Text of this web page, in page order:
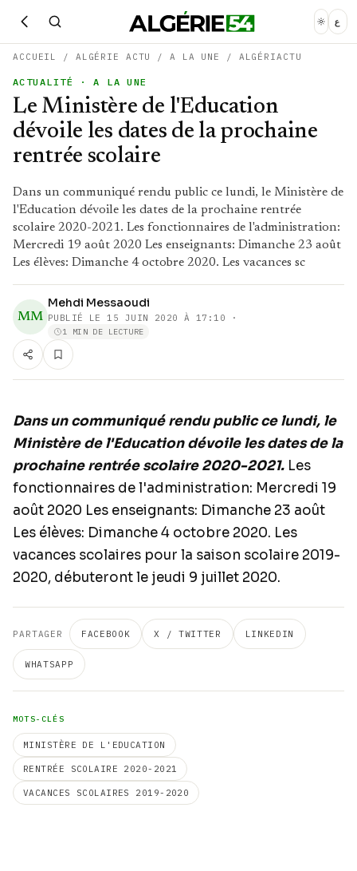
ع
ACCUEIL / ALGÉRIE ACTU /A LA UNE / ALGÉRIACTU
ACTUALITÉ · A LA UNE
Le Ministère de l'Education
dévoile les dates de la prochaine
rentrée scolaire
Dans un communiqué rendu public ce lundi, le Ministère de
l'Education dévoile les dates de la prochaine rentrée
scolaire 2020-2021. Les fonctionnaires de l'administration:
Mercredi 19 août 2020 Les enseignants: Dimanche 23 août
Les élèves: Dimanche 4 octobre 2020. Les vacances sc
MM
Mehdi Messaoudi
PUBLIÉ LE 15 JUIN 2020 À 17:10 ·
1 MIN DE LECTURE
Dans un communiqué rendu public ce lundi, le
Ministère de l'Education dévoile les dates de la
prochaine rentrée scolaire 2020-2021. Les
fonctionnaires de l'administration: Mercredi 19
août 2020 Les enseignants: Dimanche 23 août
Les élèves: Dimanche 4 octobre 2020. Les
vacances scolaires pour la saison scolaire 2019-
2020, débuteront le jeudi 9 juillet 2020.
PARTAGER FACEBOOK X / TWITTER LINKEDIN
WHATSAPP
MOTS-CLÉS
MINISTÈRE DE L'EDUCATION
RENTRÉE SCOLAIRE 2020-2021
VACANCES SCOLAIRES 2019-2020